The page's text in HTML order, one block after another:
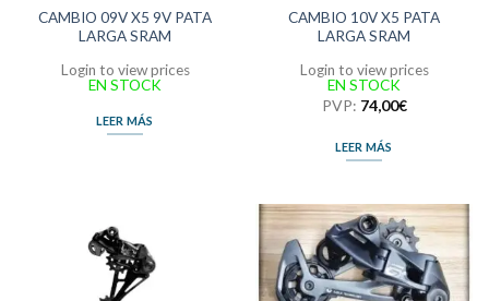
CAMBIO 09V X5 9V PATA
LARGA SRAM
Login to view prices
EN STOCK
LEER MÁS
CAMBIO 10V X5 PATA
LARGA SRAM
Login to view prices
EN STOCK
PVP: 74,00€
LEER MÁS